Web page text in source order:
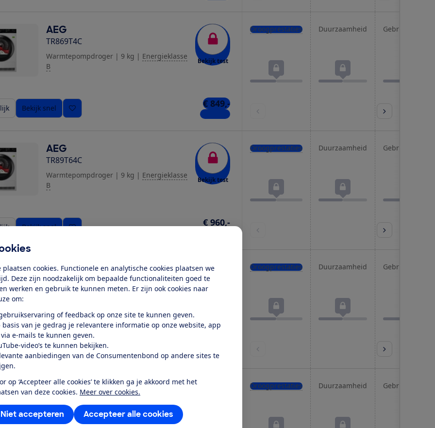
plaatsen cookies. Functionele en analytische cookies plaatsen we
Deze zijn noodzakelijk om bepaalde functionaliteiten goed te
werken en gebruik te kunnen meten. Er zijn ook cookies naar
om:
of feedback op onze site te kunnen geven.
basis van je gedrag je relevantere informatie op onze website, app
e-mails te kunnen geven.
video’s te kunnen bekijken.
aanbiedingen van de Consumentenbond op andere sites te
op ‘Accepteer alle cookies’ te klikken ga je akkoord met het
van deze cookies. Meer over cookies.
Accepteer alle cookies
Niet accepteren
toe
AEG
TR869T4C
Warmtepompdroger | 9 kg | Energieklasse
B
Bekijk test
Bekijk snel € 849,-
4 winkels
Droogprestaties Duurzaamheid Gebruiksgemak
AEG
TR89T64C
Warmtepompdroger | 9 kg | Energieklasse
B
Bekijk test
Bekijk snel € 960,-
Droogprestaties Duurzaamheid Gebruiksgemak
LG
RHX5009THB
Warmtepompdroger | 9 kg | Energieklasse
Bekijk snel
5 winkels
Droogprestaties Duurzaamheid Gebruiksgemak
AEG
TR86KASSEL
Warmtepompdroger | 9 kg | Energieklasse
B
Droogprestaties Duurzaamheid Gebruiksgemak